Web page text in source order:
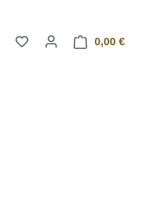
0,00 €